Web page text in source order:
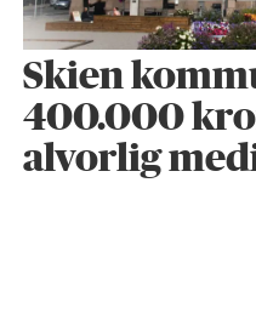
Skien
400.000
alvorlig